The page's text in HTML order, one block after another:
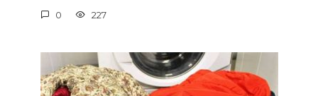
0 227